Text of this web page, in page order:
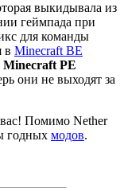
выкидывала из
геймпада при
для команды
в Minecraft BE
Minecraft PE
они не выходят за
Помимо Nether
годных модов.